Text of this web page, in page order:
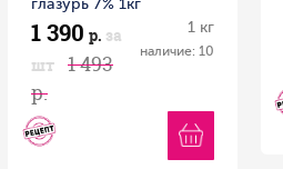
1 390 р. за
шт
1 493
р.
1 кг
наличие: 10